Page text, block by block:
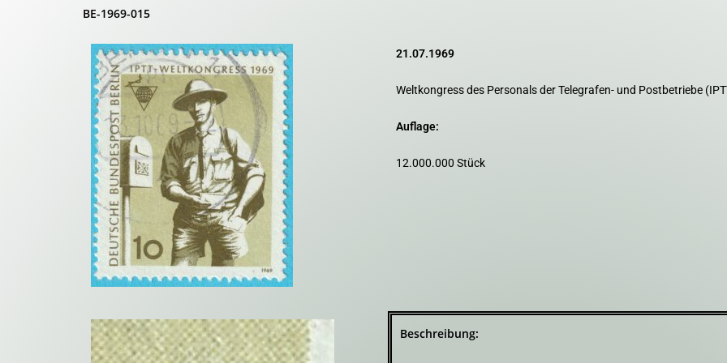
BE-1969-015
21.07.1969
Weltkongress des Personals der Telegrafen- und Postbetriebe
Auflage:
12.000.000 Stück
Beschreibung: